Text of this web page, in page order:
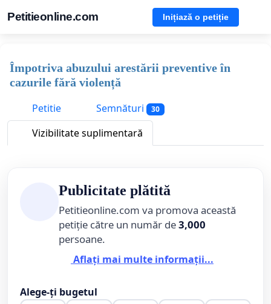
Petitieonline.com Inițiază o petiție
Împotriva abuzului arestării preventive în
cazurile fără violență
Petitie
Semnături 30
Vizibilitate suplimentară
Publicitate plătită
Petitieonline.com va promova această
petiție către un număr de3,000
persoane.
Aflați mai multe informații...
Alege-ți bugetul